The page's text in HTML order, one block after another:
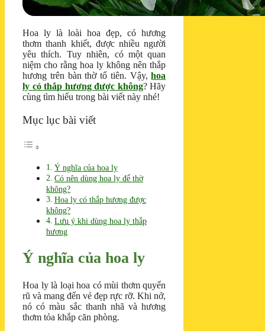
Hoa ly là loài hoa đẹp, có hương
thơm thanh khiết, được nhiều người
yêu thích. Tuy nhiên, có một quan
niệm cho rằng hoa ly không nên thắp
hương trên bàn thờ tổ tiên. Vậy,hoa
ly có thắp hương được không? Hãy
cùng tìm hiểu trong bài viết này nhé!
Mục lục bài viết
Ý nghĩa của hoa ly
Có nên dùng hoa ly để thờ
không?
Hoa ly có thắp hương được
không?
Lưu ý khi dùng hoa ly thắp
hương
Ý nghĩa của hoa ly
Hoa ly là loại hoa có mùi thơm quyến
rũ và mang đến vẻ đẹp rực rỡ. Khi nở,
nó có màu sắc thanh nhã và hương
thơm tỏa khắp căn phòng.